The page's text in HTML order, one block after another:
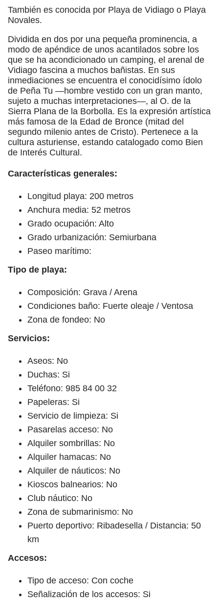
También es conocida por Playa de Vidiago o Playa
Novales.
Dividida en dos por una pequeña prominencia, a
modo de apéndice de unos acantilados sobre los
que se ha acondicionado un camping, el arenal de
Vidiago fascina a muchos bañistas. En sus
inmediaciones se encuentra el conocidísimo ídolo
de Peña Tu —hombre vestido con un gran manto,
sujeto a muchas interpretaciones—, al O. de la
Sierra Plana de la Borbolla. Es la expresión artística
más famosa de la Edad de Bronce (mitad del
segundo milenio antes de Cristo). Pertenece a la
cultura asturiense, estando catalogado como Bien
de Interés Cultural.
Características generales:
Longitud playa: 200 metros
Anchura media: 52 metros
Grado ocupación: Alto
Grado urbanización: Semiurbana
Paseo marítimo:
Tipo de playa:
Composición: Grava / Arena
Condiciones baño: Fuerte oleaje / Ventosa
Zona de fondeo: No
Servicios:
Aseos: No
Duchas: Si
Teléfono: 985 84 00 32
Papeleras: Si
Servicio de limpieza: Si
Pasarelas acceso: No
Alquiler sombrillas: No
Alquiler hamacas: No
Alquiler de náuticos: No
Kioscos balnearios: No
Club náutico: No
Zona de submarinismo: No
Puerto deportivo: Ribadesella / Distancia: 50
km
Accesos:
Tipo de acceso: Con coche
Señalización de los accesos: Si